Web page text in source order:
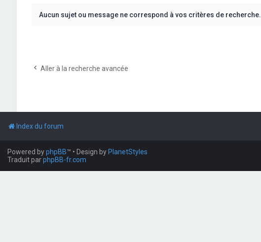
Aucun sujet ou message ne correspond à vos critères de recherche.
Aller à la recherche avancée
Index du forum
Powered byphpBB™ • Design by PlanetStyles
Traduit parphpBB-fr.com